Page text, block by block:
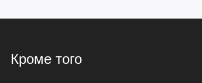
Кроме того